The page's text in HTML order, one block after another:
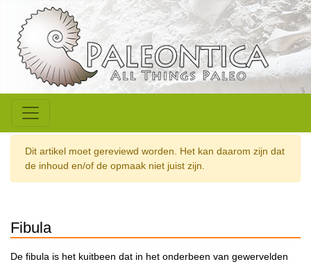
Dit artikel moet gereviewd worden. Het kan daarom zijn dat
de inhoud en/of de opmaak niet juist zijn.
Fibula
De fibula is het kuitbeen dat in het onderbeen van gewervelden